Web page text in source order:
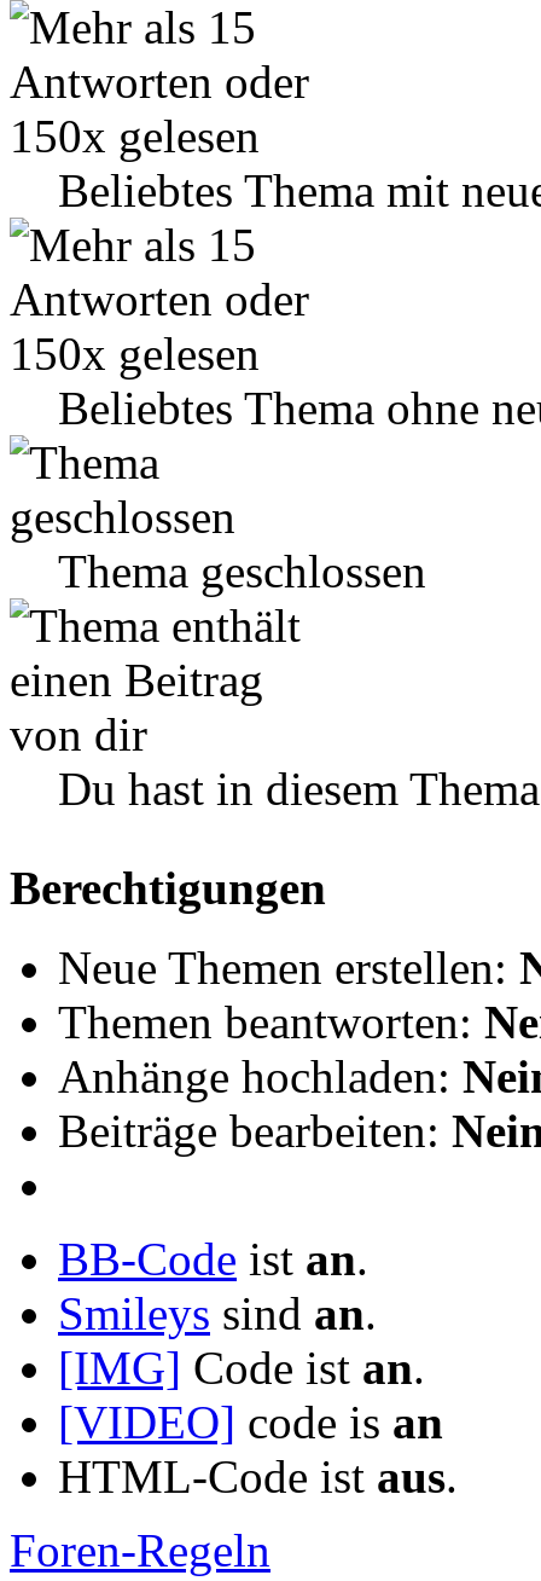
Beliebtes Thema mit
Beliebtes Thema ohne
Thema geschlossen
Du hast in diesem
Berechtigungen
Neue Themen erstellen:
Themen beantworten:
Anhänge hochladen:
Beiträge bearbeiten:
BB-Code ist an.
Smileys sind an.
[IMG] Code ist an.
[VIDEO] code is an
HTML-Code ist aus.
Foren-Regeln